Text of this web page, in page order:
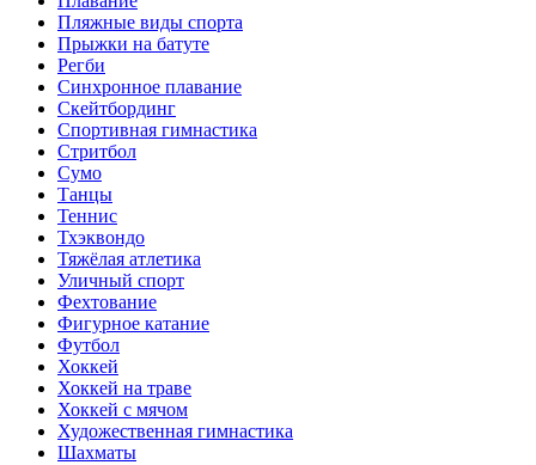
Пляжные виды спорта
Прыжки на батуте
Регби
Синхронное плавание
Скейтбординг
Спортивная гимнастика
Стритбол
Сумо
Танцы
Теннис
Тхэквондо
Тяжёлая атлетика
Уличный спорт
Фехтование
Фигурное катание
Футбол
Хоккей
Хоккей на траве
Хоккей с мячом
Художественная гимнастика
Шахматы